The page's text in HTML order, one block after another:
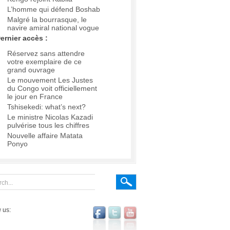
L’homme qui défend Boshab
Malgré la bourrasque, le
navire amiral national vogue
accès :
Réservez sans attendre
votre exemplaire de ce
grand ouvrage
Le mouvement Les Justes
du Congo voit officiellement
le jour en France
Tshisekedi: what’s next?
Le ministre Nicolas Kazadi
pulvérise tous les chiffres
Nouvelle affaire Matata
Ponyo
us: